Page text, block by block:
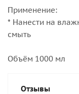
Применение:
* Нанести на
смыть
Объём 1000 мл
Отзывы